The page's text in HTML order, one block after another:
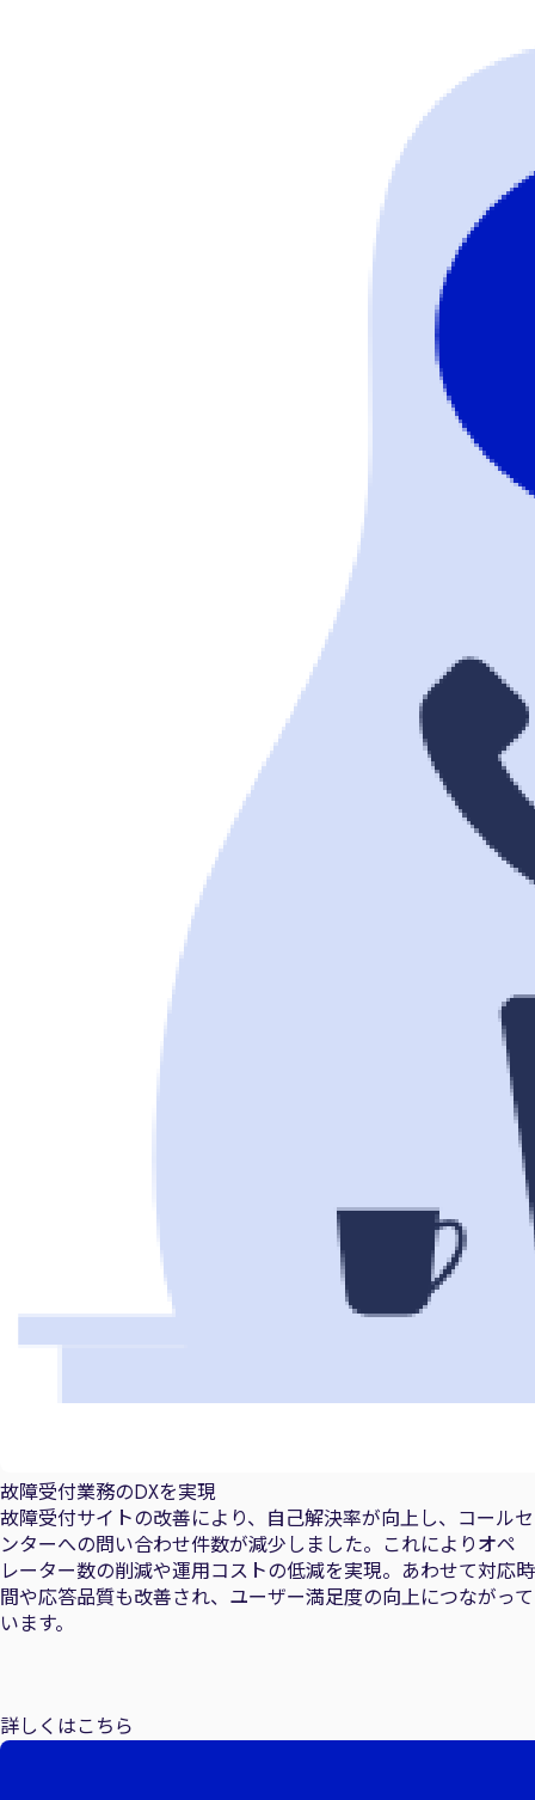
故障受付業務のDXを実現
故障受付サイトの改善により、自己解決率が向上し、コールセ
ンターへの問い合わせ件数が減少しました。これによりオペ
レーター数の削減や運用コストの低減を実現。あわせて対応時
間や応答品質も改善され、ユーザー満足度の向上につながって
います。
詳しくはこちら